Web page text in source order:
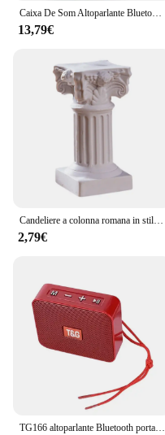
Caixa De Som Altoparlante Bluetooth Cassa di risonanza portatile Radio wireless Musica FM Mini Piccola colonna Colonna Bocina PC Blootooth Acustica
13,79€
Candeliere a colonna romana in stile nordico Mini colonna in resina statua portacandele supporto per decorazioni per matrimoni per feste a casa oggetti di scena
2,79€
TG166 altoparlante Bluetooth portatile Wireless Mini Bass Column Boombox BT USB TF AUX Play altoparlante esterno per Tablet Smart Phone